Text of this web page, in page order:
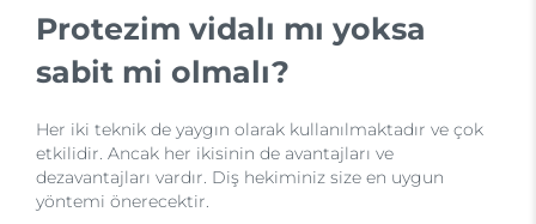
Protezim vidalı mı yoksa
sabit mi olmalı?
Her iki teknik de yaygın olarak kullanılmaktadır ve çok
etkilidir. Ancak her ikisinin de avantajları ve
dezavantajları vardır. Diş hekiminiz size en uygun
yöntemi önerecektir.